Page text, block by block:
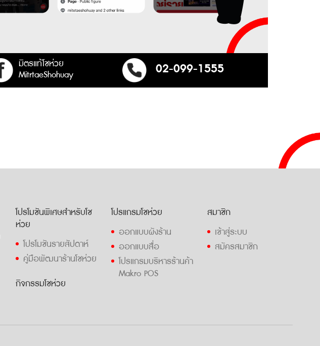
มิตรแท้โชห่วย
MitrtaeShohuay
02-099-1555
โปรโมชันพิเศษสำหรับโช
ห่วย
โปรโมชันรายสัปดาห์
คู่มือพัฒนาร้านโชห่วย
กิจกรรมโชห่วย
โปรแกรมโชห่วย
ออกแบบผังร้าน
ออกแบบสื่อ
โปรแกรมบริหารร้านค้า
Makro POS
สมาชิก
เข้าสู่ระบบ
สมัครสมาชิก